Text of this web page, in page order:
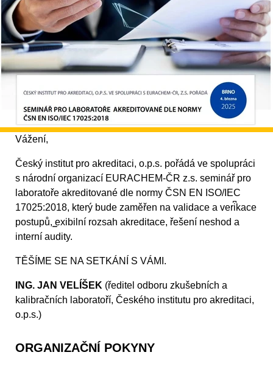
Vážení,
Český institut pro akreditaci, o.p.s. pořádá ve spolupráci
s národní organizací EURACHEM-ČR z.s. seminář pro
laboratoře akreditované dle normy ČSN EN ISO/IEC
17025:2018, který bude zaměřen na validace a veri͆kace
postupů, ͇exibilní rozsah akreditace, řešení neshod a
interní audity.
TĚŠÍME SE NA SETKÁNÍ S VÁMI.
ING. JAN VELÍŠEK (ředitel odboru zkušebních a
kalibračních laboratoří, Českého institutu pro akreditaci,
o.p.s.)
ORGANIZAČNÍ POKYNY